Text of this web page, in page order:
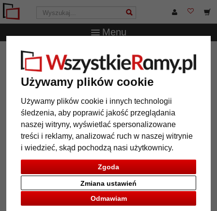
Używamy plików cookie
Używamy plików cookie i innych technologii
śledzenia, aby poprawić jakość przeglądania
naszej witryny, wyświetlać spersonalizowane
treści i reklamy, analizować ruch w naszej witrynie
i wiedzieć, skąd pochodzą nasi użytkownicy.
Zgoda
Odmawiam
Zmiana ustawień
Menu
WszystkieRamy.pl Wielkość ramy
Wszystkie formaty
Szeroka multiramka na 16 zdjęć
Szeroka multiramka na 16 zdjęć
Powrót